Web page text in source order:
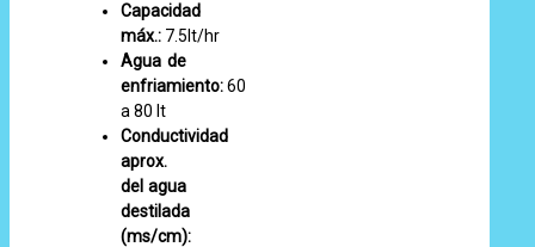
Capacidad
máx.: 7.5lt/hr
Agua de
enfriamiento:60
a 80 lt
Conductividad
aprox.
del agua
destilada
(ms/cm):